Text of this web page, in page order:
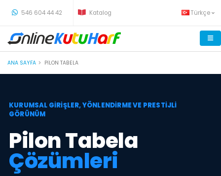
546 604 44 42 Katalog Türkçe
ANA SAYFA PILON TABELA
KURUMSAL GİRİŞLER, YÖNLENDİRME VE PRESTİJLİ
GÖRÜNÜM
Pilon Tabela
Çözümleri